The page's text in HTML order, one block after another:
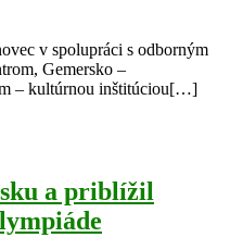
v spolupráci s odborným
Gemersko –
– kultúrnou inštitúciou[…]
a priblížil